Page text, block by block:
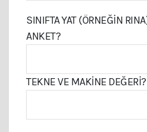
SINIFTA YAT (ÖRNEĞIN
ANKET?
TEKNE VE MAKINE DEĞERI?